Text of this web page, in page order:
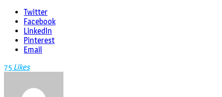
Twitter
Facebook
LinkedIn
Pinterest
Email
75 Likes